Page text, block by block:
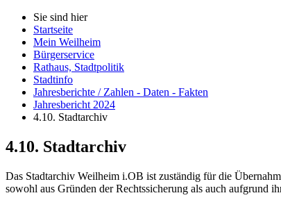
Sie sind hier
Startseite
Mein Weilheim
Bürgerservice
Rathaus, Stadtpolitik
Stadtinfo
Jahresberichte / Zahlen - Daten - Fakten
Jahresbericht 2024
4.10. Stadtarchiv
4.10. Stadtarchiv
Das Stadtarchiv Weilheim i.OB ist zuständig für die
sowohl aus Gründen der Rechtssicherung als auch aufgrund